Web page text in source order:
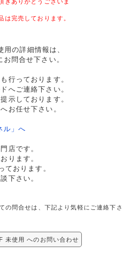
は完売しております。
の詳細情報は、
問合せ下さい。
行っております。
へご連絡下さい。
示しております。
お任せ下さい。
ル」へ
店です。
ります。
おります。
下さい。
問合せは、下記より気軽にご連絡下さ
未使用 へのお問い合わせ